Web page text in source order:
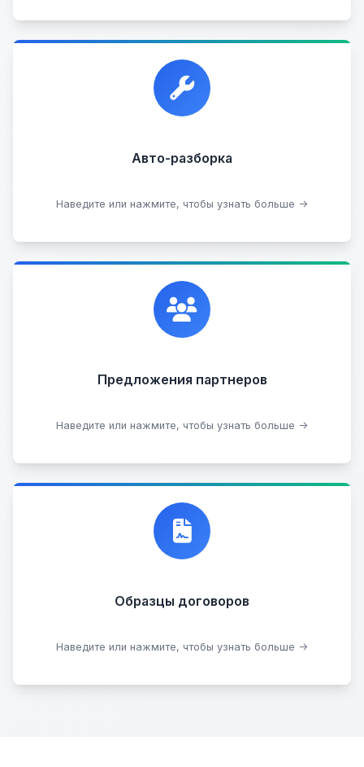
Авто-разборка
Наведите или нажмите, чтобы узнать больше →
Прием автомобилей для разборки на запчасти в
любом состоянии.
Сдать на разборку
Предложения партнеров
Наведите или нажмите, чтобы узнать больше →
Сотрудничаем с лучшими организациями. Если у
вас есть интересные идеи, мы всегда открыты к
сотрудничеству.
Стать партнером
Образцы договоров
Наведите или нажмите, чтобы узнать больше →
Договор купли-продажи
Скачать образцы